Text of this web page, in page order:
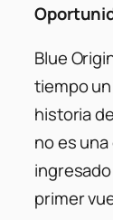
Blue
tiempo
historia
no es
primer